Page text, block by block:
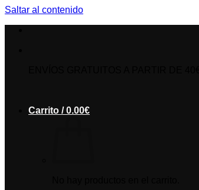
Saltar al contenido
Carrito /0.00€